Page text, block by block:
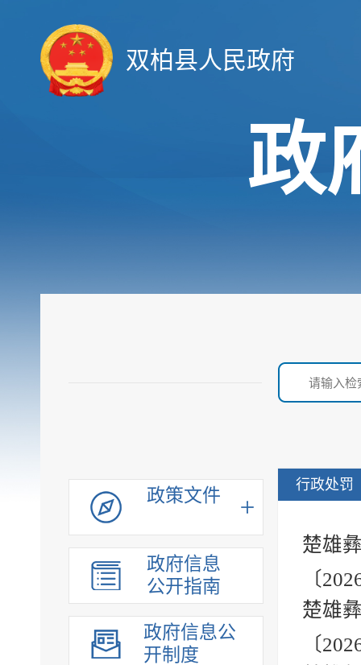
双柏县人民政府
政
政策文件
政府信息
公开指南
政府信息公
开制度
行政处罚
楚雄
〔
楚雄
〔